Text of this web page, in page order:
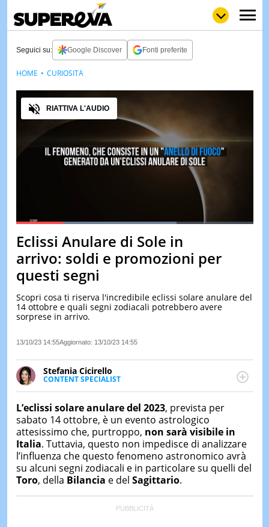
LOLGULP
LOVE
WOW
POP
NEWS
TEST
DI
Seguici su: Google Discover Fonti preferite
PauseUnmute
Loaded:67.79%
Audio
RIATTIVA L'AUDIO
Eclissi Anulare di Sole in
arrivo: soldi e promozioni per
questi segni
Scopri cosa ti riserva l'incredibile eclissi solare anulare del
14 ottobre e quali segni zodiacali potrebbero avere
sorprese in arrivo.
13/10/23 14:55Aggiornato: 13/10/23 14:55
Stefania Cicirello
CONTENT SPECIALIST
Content writer, video editor e fotografa, ha
conseguito un Master in Digital & Social Media
Marketing. Scrive articoli in ottica SEO e realizza
contenuti per social media, con focus su Costume &
Società, Moda e Bellezza.
HOME CURIOSITÀ
L’eclissi solare anulare del 2023, prevista per
sabato 14 ottobre, è un evento astrologico
attesissimo che, purtroppo, non sarà visibile in
Italia. Tuttavia, questo non impedisce di analizzare
l’influenza che questo fenomeno astronomico avrà
su alcuni segni zodiacali e in particolare su quelli del
Toro, della Bilancia e del Sagittario.